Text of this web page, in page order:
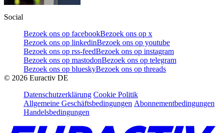
Social
Bezoek ons op facebookBezoek ons op x
Bezoek ons op linkedinBezoek ons op youtube
Bezoek ons op rss-feedBezoek ons op instagram
Bezoek ons op mastodonBezoek ons op telegram
Bezoek ons op blueskyBezoek ons op threads
© 2026 Euractiv DE
Datenschutzerklärung Cookie Politik
Allgemeine Geschäftsbedingungen Abonnementbedingungen
Handelsbedingungen